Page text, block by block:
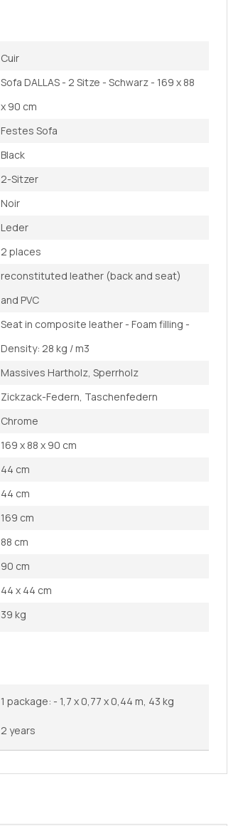
Cuir
Sofa DALLAS - 2 Sitze - Schwarz - 169 x 88
x 90 cm
Festes Sofa
Black
2-Sitzer
Noir
Leder
2 places
reconstituted leather (back and seat)
and PVC
Seat in composite leather - Foam filling -
Density: 28 kg / m3
Massives Hartholz, Sperrholz
Zickzack-Federn, Taschenfedern
Chrome
169 x 88 x 90 cm
44 cm
44 cm
169 cm
88 cm
90 cm
44 x 44 cm
39 kg
1 package: - 1,7 x 0,77 x 0,44 m, 43 kg
2 years